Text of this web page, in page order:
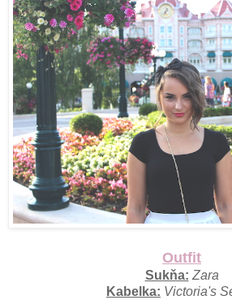
Outfit
Sukňa: Zara
Kabelka: Victoria's